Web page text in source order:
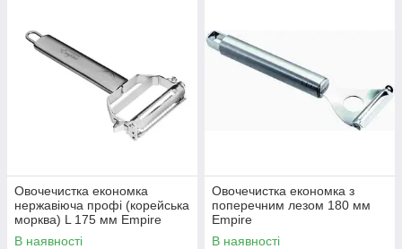
Овочечистка економка
нержавіюча профі (корейська
морква) L 175 мм Empire
В наявності
Овочечистка економка з
поперечним лезом 180 мм
Empire
В наявності